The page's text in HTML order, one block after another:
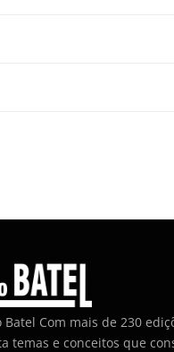
Com mais de 230
temas e conceitos que